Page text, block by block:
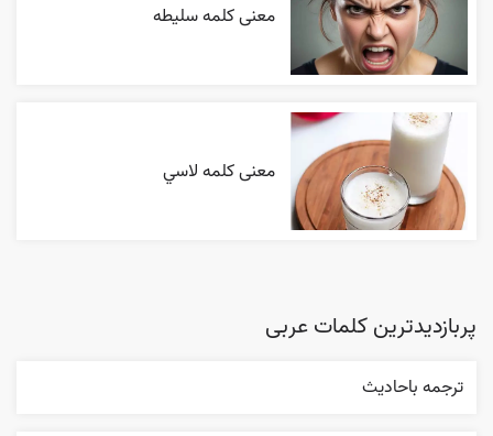
معنی کلمه سلیطه
معنی کلمه لاسي
پربازدیدترین کلمات عربی
ترجمه باحاديث